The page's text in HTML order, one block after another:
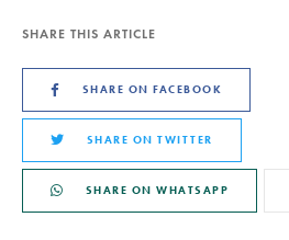
SHARE THIS ARTICLE
SHARE ON FACEBOOK
SHARE ON TWITTER
SHARE ON WHATSAPP